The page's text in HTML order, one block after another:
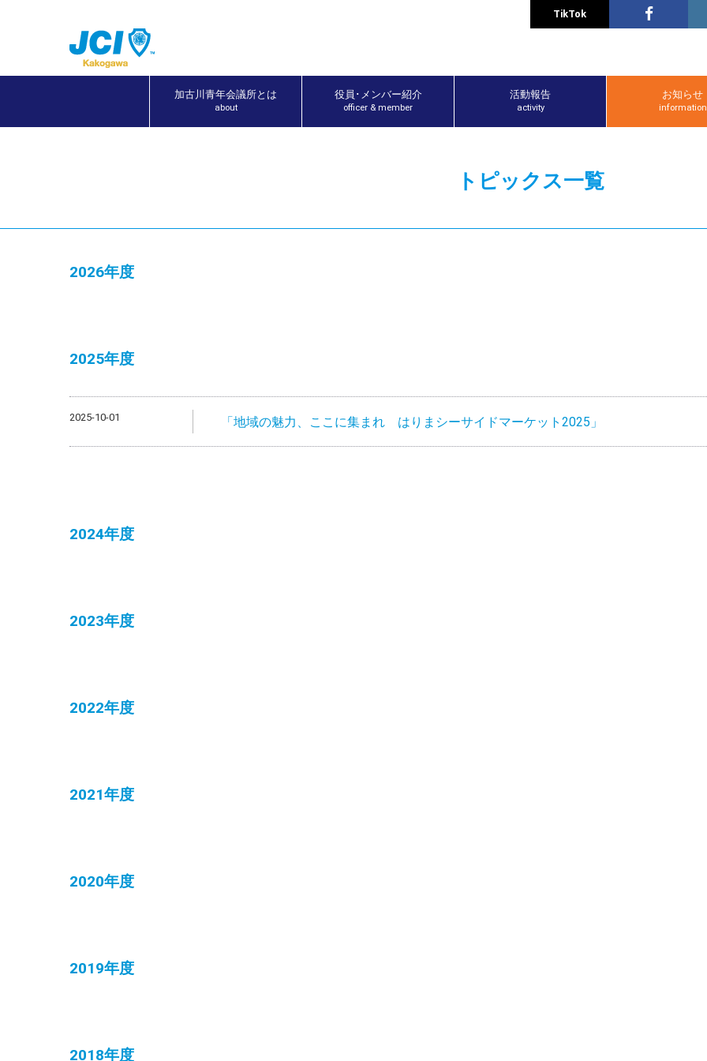
TikTok
加古川青年会議所とは
about
役員･メンバー紹介
officer & member
活動報告
activity
お知らせ
information
トピックス一覧
2026年度
2025年度
2025-10-01 「地域の魅力、ここに集まれ はりまシーサイドマーケット2025」
2024年度
2023年度
2022年度
2021年度
2020年度
2019年度
2018年度